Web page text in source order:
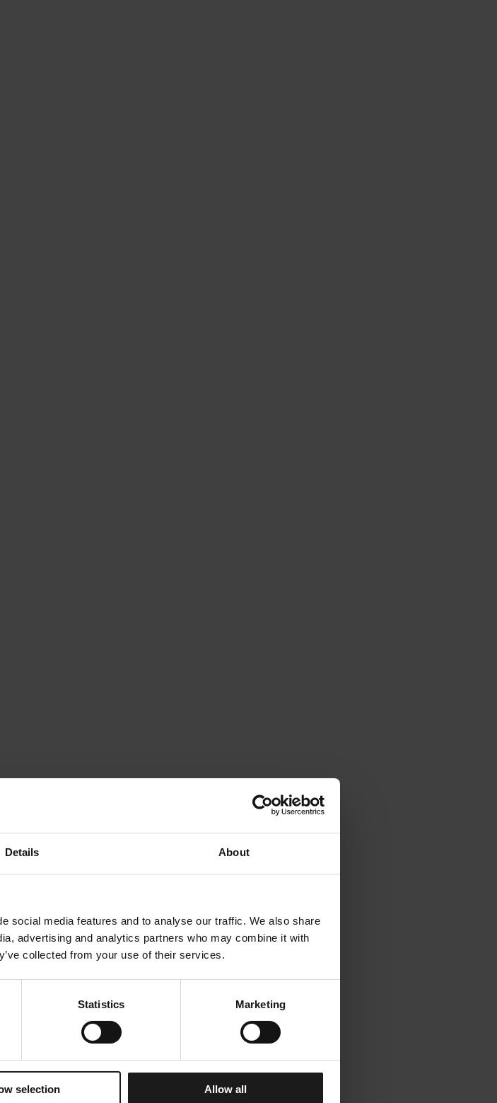
Details About
social media features and to analyse our traffic. We also share
advertising and analytics partners who may combine it with
collected from your use of their services.
Statistics Marketing
selection Allow all